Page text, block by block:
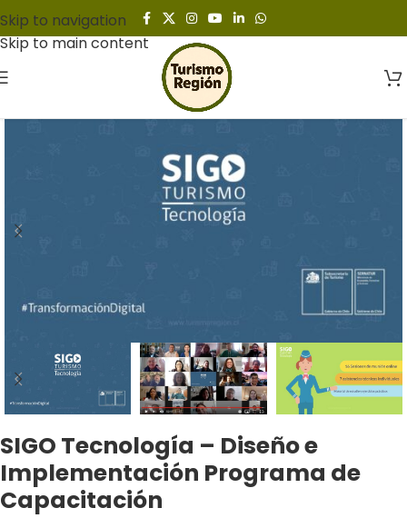
Skip to navigation
Skip to main content
SIGO Tecnología – Diseño e
Implementación Programa de
Capacitación